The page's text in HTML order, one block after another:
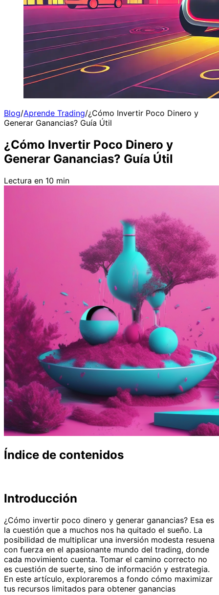
Blog/Aprende Trading/¿Cómo Invertir Poco Dinero y
Generar Ganancias? Guía Útil
¿Cómo Invertir Poco Dinero y
Generar Ganancias? Guía Útil
Lectura en 10 min
Índice de contenidos
Introducción
¿Cómo invertir poco dinero y generar ganancias? Esa es
la cuestión que a muchos nos ha quitado el sueño. La
posibilidad de multiplicar una inversión modesta resuena
con fuerza en el apasionante mundo del trading, donde
cada movimiento cuenta. Tomar el camino correcto no
es cuestión de suerte, sino de información y estrategia.
En este artículo, exploraremos a fondo cómo maximizar
tus recursos limitados para obtener ganancias